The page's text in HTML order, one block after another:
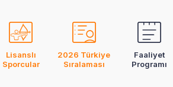
Lisanslı
Sporcular
2026 Türkiye
Sıralaması
Faaliyet
Programı